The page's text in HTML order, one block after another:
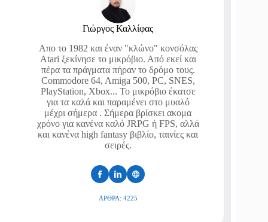
Γιώργος Καλλίφας
Απο το 1982 και έναν "κλώνο" κονσόλας
Atari ξεκίνησε το μικρόβιο. Από εκεί και
πέρα τα πράγματα πήραν το δρόμο τους.
Commodore 64, Amiga 500, PC, SNES,
PlayStation, Xbox... Το μικρόβιο έκατσε
για τα καλά και παραμένει στο μυαλό
μέχρι σήμερα . Σήμερα βρίσκει ακομα
χρόνο για κανένα καλό JRPG ή FPS, αλλά
και κανένα high fantasy βιβλίο, ταινίες και
σειρές.
ΆΡΘΡΑ: 4225